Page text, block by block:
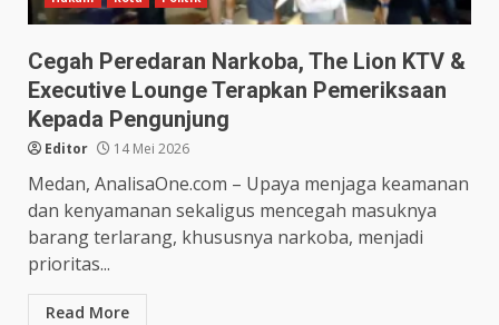
Cegah Peredaran Narkoba, The Lion KTV &
Executive Lounge Terapkan Pemeriksaan
Kepada Pengunjung
Editor 14 Mei 2026
Medan, AnalisaOne.com – Upaya menjaga keamanan
dan kenyamanan sekaligus mencegah masuknya
barang terlarang, khususnya narkoba, menjadi
prioritas...
Read More